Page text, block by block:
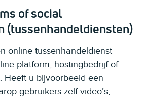
of social
(tussenhandeldiensten)
online tussenhandeldienst
platform, hostingbedrijf of
Heeft u bijvoorbeeld een
gebruikers zelf video’s,